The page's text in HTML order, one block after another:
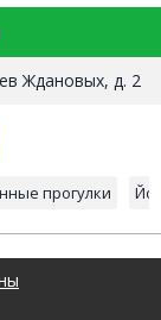
Ждановых, д. 2
прогулки